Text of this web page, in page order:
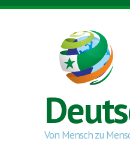
Direkt zum Inhalt
Von Mensch zu